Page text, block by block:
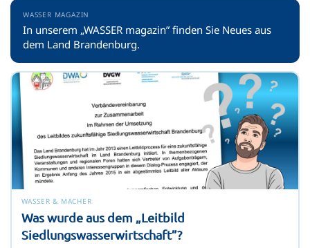
WASSER MAGAZIN
In unserem „WASSER magazin” finden Sie Neues aus
dem Land Brandenburg.
WASSER & MACHER
Was wurde aus dem „Leitbild
Siedlungswasserwirtschaft”?